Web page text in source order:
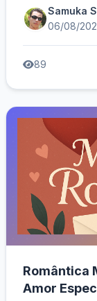
Samuka
06/08/
89
Romântica
Amor